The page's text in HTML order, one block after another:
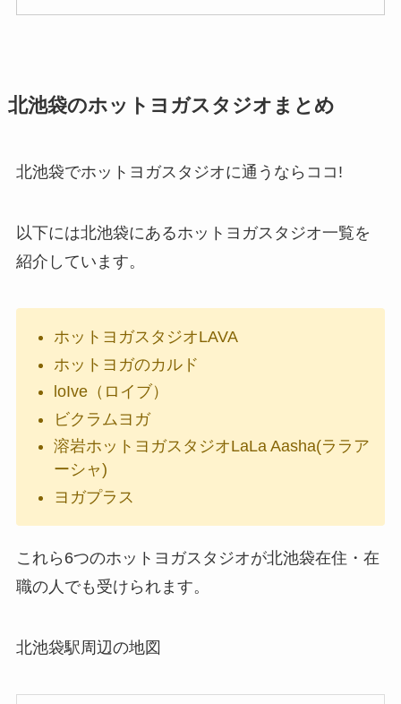
北池袋のホットヨガスタジオまとめ
北池袋でホットヨガスタジオに通うならココ!
以下には北池袋にあるホットヨガスタジオ一覧を
紹介しています。
ホットヨガスタジオLAVA
ホットヨガのカルド
loIve（ロイブ）
ビクラムヨガ
溶岩ホットヨガスタジオLaLa Aasha(ララア
ーシャ)
ヨガプラス
これら6つのホットヨガスタジオが北池袋在住・在
職の人でも受けられます。
北池袋駅周辺の地図